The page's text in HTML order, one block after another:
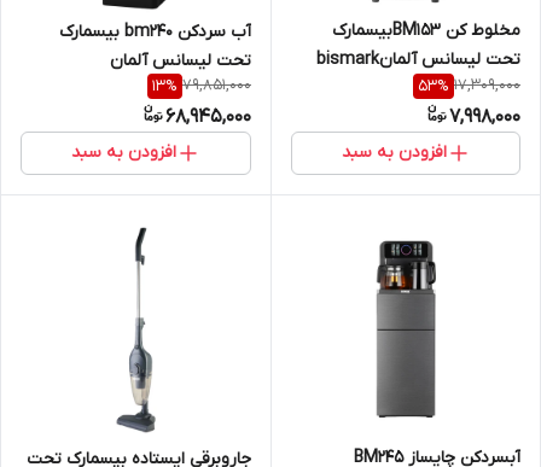
مخلوط کن BM153بیسمارک
تحت لیسانس آلمانbismark
17,309,000
53%
7,998,000
افزودن به سبد
آب سردکن bm240 بیسمارک
تحت لیسانس آلمان
79,851,000
13%
68,945,000
افزودن به سبد
آبسردکن چایساز BM245
جاروبرقی ایستاده بیسمارک تحت